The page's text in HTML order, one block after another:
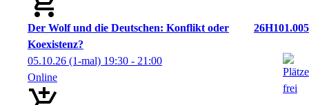
Der Wolf und die Deutschen: Konflikt oder
Koexistenz?
26H101.005
05.10.26 (1-mal) 19:30 - 21:00
Online